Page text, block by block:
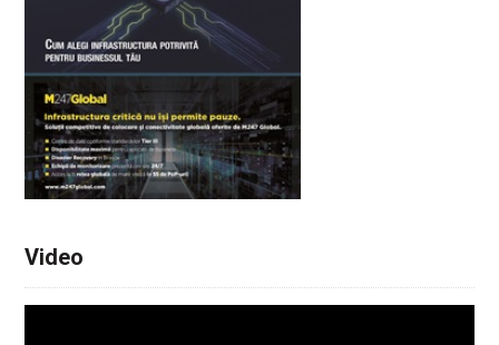
Video